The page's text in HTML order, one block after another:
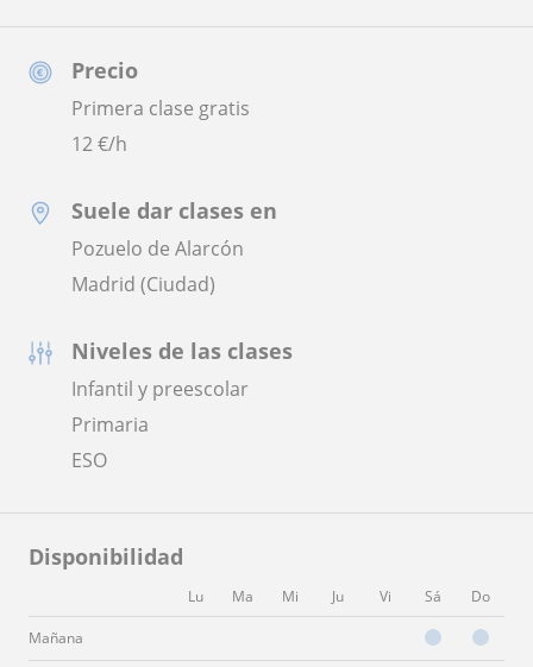
Precio
Primera clase gratis
12€/h
Suele dar clases en
Pozuelo de Alarcón
Madrid (Ciudad)
Niveles de las clases
Infantil y preescolar
Primaria
ESO
Disponibilidad
Lu Ma Mi Ju Vi Sá Do
Mañana